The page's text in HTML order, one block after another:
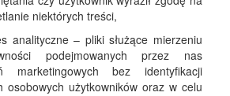
niektórych treści,
analityczne – pliki służące mierzeniu
podejmowanych przez nas
marketingowych bez identyfikacji
osobowych użytkowników oraz w celu